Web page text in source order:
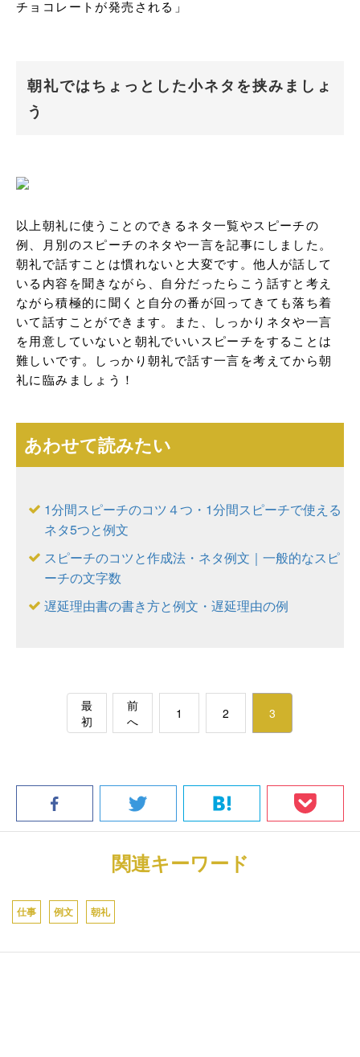
チョコレートが発売される」
朝礼ではちょっとした小ネタを挟みましょ
う
以上朝礼に使うことのできるネタ一覧やスピーチの
例、月別のスピーチのネタや一言を記事にしました。
朝礼で話すことは慣れないと大変です。他人が話して
いる内容を聞きながら、自分だったらこう話すと考え
ながら積極的に聞くと自分の番が回ってきても落ち着
いて話すことができます。また、しっかりネタや一言
を用意していないと朝礼でいいスピーチをすることは
難しいです。しっかり朝礼で話す一言を考えてから朝
礼に臨みましょう！
あわせて読みたい
1分間スピーチのコツ４つ・1分間スピーチで使える
ネタ5つと例文
スピーチのコツと作成法・ネタ例文｜一般的なスピ
ーチの文字数
遅延理由書の書き方と例文・遅延理由の例
最
初
前
へ
1 2 3
関連キーワード
仕事 例文 朝礼